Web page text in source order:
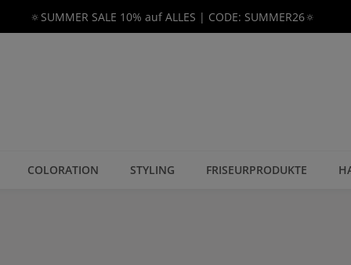
🔅SUMMER SALE 10% auf ALLES | CODE: SUMMER26🔅
COLORATION STYLING FRISEURPRODUKTE